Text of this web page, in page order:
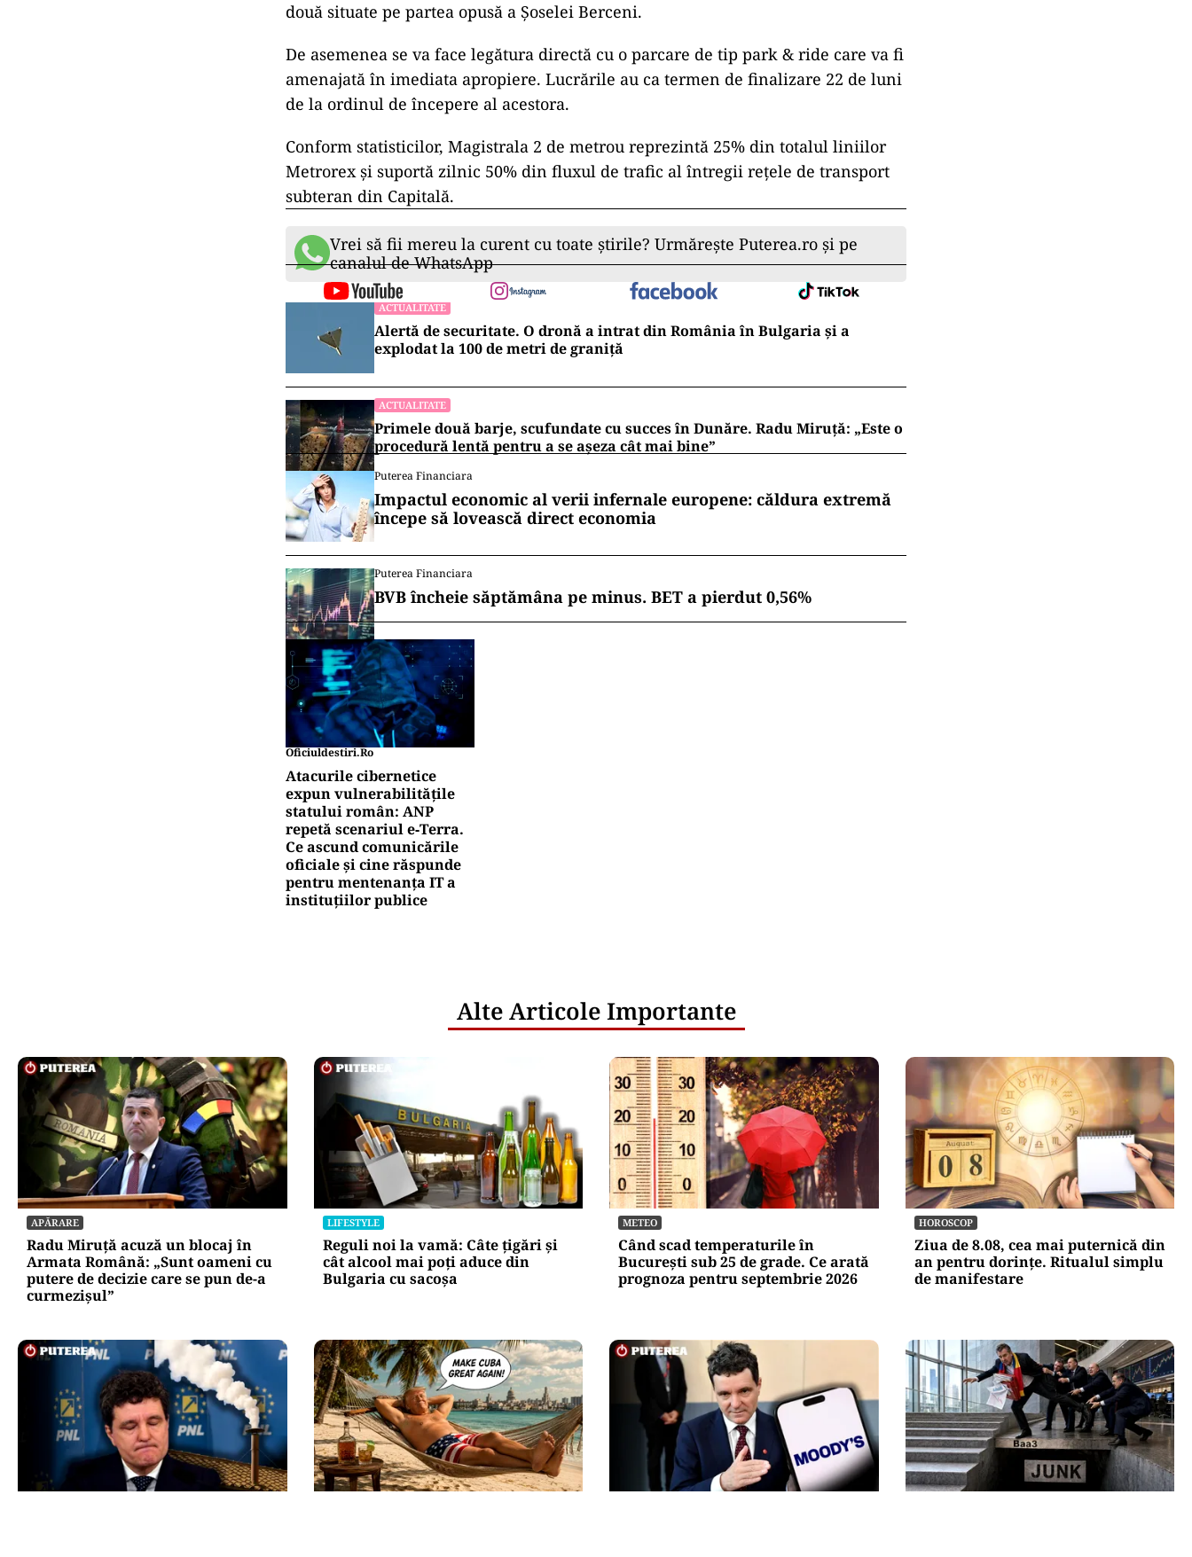
două situate pe partea opusă a Şoselei Berceni.
De asemenea se va face legătura directă cu o parcare de tip park & ride care va fi
amenajată în imediata apropiere. Lucrările au ca termen de finalizare 22 de luni
de la ordinul de începere al acestora.
Conform statisticilor, Magistrala 2 de metrou reprezintă 25% din totalul liniilor
Metrorex şi suportă zilnic 50% din fluxul de trafic al întregii reţele de transport
subteran din Capitală.
Vrei să fii mereu la curent cu toate știrile? Urmărește Puterea.ro și pe
canalul de WhatsApp
ACTUALITATE
Alertă de securitate. O dronă a intrat din România în Bulgaria şi a
explodat la 100 de metri de graniţă
ACTUALITATE
Primele două barje, scufundate cu succes în Dunăre. Radu Miruță: „Este o
procedură lentă pentru a se așeza cât mai bine”
Puterea Financiara
Impactul economic al verii infernale europene: căldura extremă
începe să lovească direct economia
Puterea Financiara
BVB încheie săptămâna pe minus. BET a pierdut 0,56%
Oficiuldestiri.ro
Atacurile cibernetice
expun vulnerabilitățile
statului român: ANP
repetă scenariul e‑Terra.
Ce ascund comunicările
oficiale și cine răspunde
pentru mentenanța IT a
instituțiilor publice
Alte Articole Importante
APĂRARE
Radu Miruță acuză un blocaj în
Armata Română: „Sunt oameni cu
putere de decizie care se pun de-a
curmezișul”
LIFESTYLE
Reguli noi la vamă: Câte țigări și
cât alcool mai poți aduce din
Bulgaria cu sacoșa
METEO
Când scad temperaturile în
București sub 25 de grade. Ce arată
prognoza pentru septembrie 2026
HOROSCOP
Ziua de 8.08, cea mai puternică din
an pentru dorințe. Ritualul simplu
de manifestare